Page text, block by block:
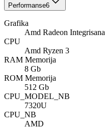
Performanse6
Grafika
Amd Radeon Integrisana
CPU
Amd Ryzen 3
RAM Memorija
8 Gb
ROM Memorija
512 Gb
CPU_MODEL_NB
7320U
CPU_NB
AMD